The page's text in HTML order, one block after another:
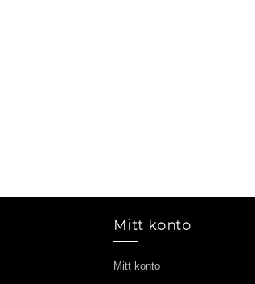
Mitt konto
Mitt konto